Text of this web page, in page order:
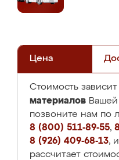
Цена
Стоимость зависит
материалов
позвоните нам по
8 (800) 511-89-55,
8 (926) 409-68-13,
рассчитает